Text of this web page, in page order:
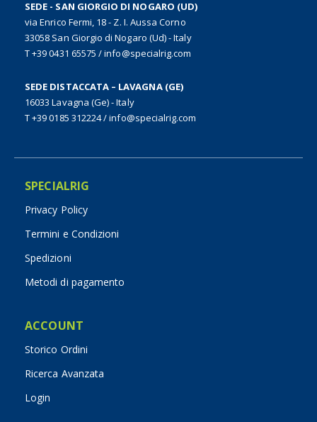
SEDE - SAN GIORGIO DI NOGARO (UD)
via Enrico Fermi, 18 - Z. I. Aussa Corno
33058 San Giorgio di Nogaro (Ud) - Italy
T +39 0431 65575 /info@specialrig.com
SEDE DISTACCATA – LAVAGNA (GE)
16033 Lavagna (Ge) - Italy
T +39 0185 312224/info@specialrig.com
SPECIALRIG
Privacy Policy
Termini e Condizioni
Spedizioni
Metodi di pagamento
ACCOUNT
Storico Ordini
Ricerca Avanzata
Login